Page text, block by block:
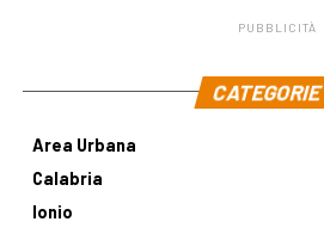
PUBBLICITÀ
CATEGORIE
Area Urbana
Calabria
Ionio